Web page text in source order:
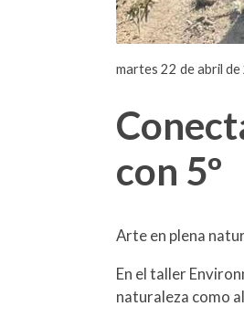
martes 22 de abril
con 5º
Arte en plena
En el taller
naturaleza como